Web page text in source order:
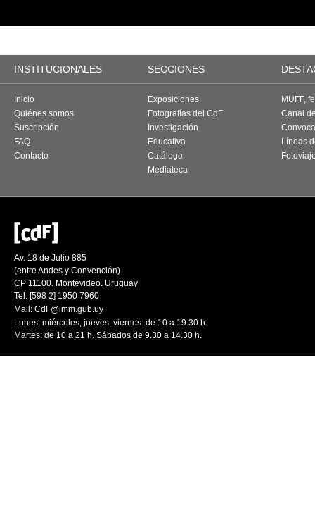
INSTITUCIONALES SECCIONES
Inicio
Quiénes somos
Suscripción
FAQ
Contacto
Exposiciones
Fotografías del CdF
Investigación
Educativa
Catálogo
Mediateca
MUFF,
Canal
Líneas
Av. 18 de Julio 885
(entre Andes y Convención)
CP 11100. Montevideo. Uruguay
Tel: [598 2] 1950 7960
Mail: CdF@imm.gub.uy
Lunes, miércoles, jueves, viernes: de 10 a 19.30 h.
Martes: de 10 a 21 h. Sábados de 9.30 a 14.30 h.